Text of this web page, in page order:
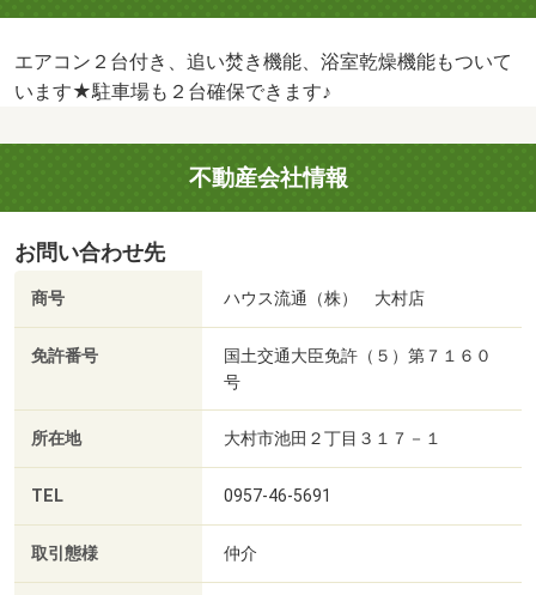
エアコン２台付き、追い焚き機能、浴室乾燥機能もついて
います★駐車場も２台確保できます♪
不動産会社情報
お問い合わせ先
商号 ハウス流通（株） 大村店
免許番号
国土交通大臣免許（５）第７１６０
号
所在地 大村市池田２丁目３１７－１
TEL 0957-46-5691
取引態様 仲介